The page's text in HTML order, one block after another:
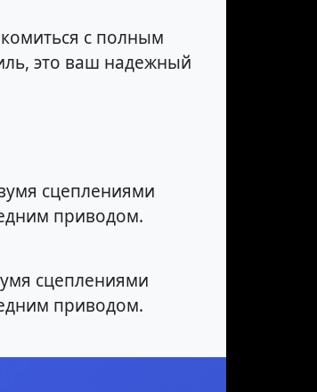
с полным
это ваш надежный
сцеплениями
приводом.
сцеплениями
приводом.